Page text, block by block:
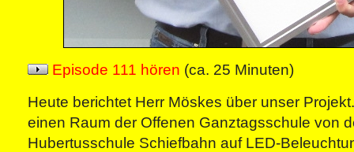
Episode 111 hören (ca. 25 Minuten)
Heute berichtet Herr Möskes über unser
einen Raum der Offenen Ganztagsschule von
Hubertusschule Schiefbahn auf LED-